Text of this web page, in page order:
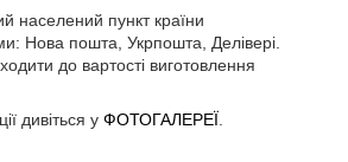
населений пункт країни
Нова пошта, Укрпошта, Делівері.
до вартості виготовлення
дивіться у ФОТОГАЛЕРЕЇ